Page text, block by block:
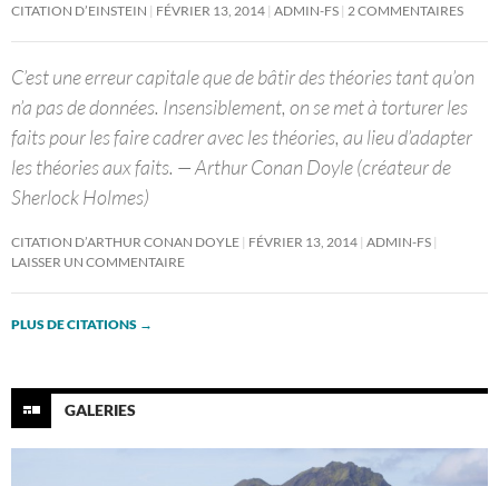
CITATION D’EINSTEIN FÉVRIER 13, 2014 ADMIN-FS 2 COMMENTAIRES
C’est une erreur capitale que de bâtir des théories tant qu’on
n’a pas de données. Insensiblement, on se met à torturer les
faits pour les faire cadrer avec les théories, au lieu d’adapter
les théories aux faits. — Arthur Conan Doyle (créateur de
Sherlock Holmes)
CITATION D’ARTHUR CONAN DOYLE FÉVRIER 13, 2014 ADMIN-FS
LAISSER UN COMMENTAIRE
PLUS DE CITATIONS →
GALERIES